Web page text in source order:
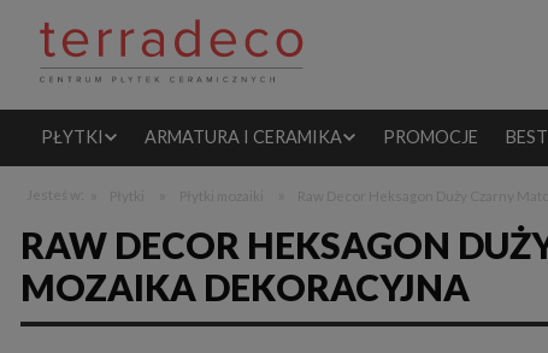
PŁYTKI ARMATURA I CERAMIKA PROMOCJE
RAW DECOR HEKSAGON
MOZAIKA DEKORACYJNA